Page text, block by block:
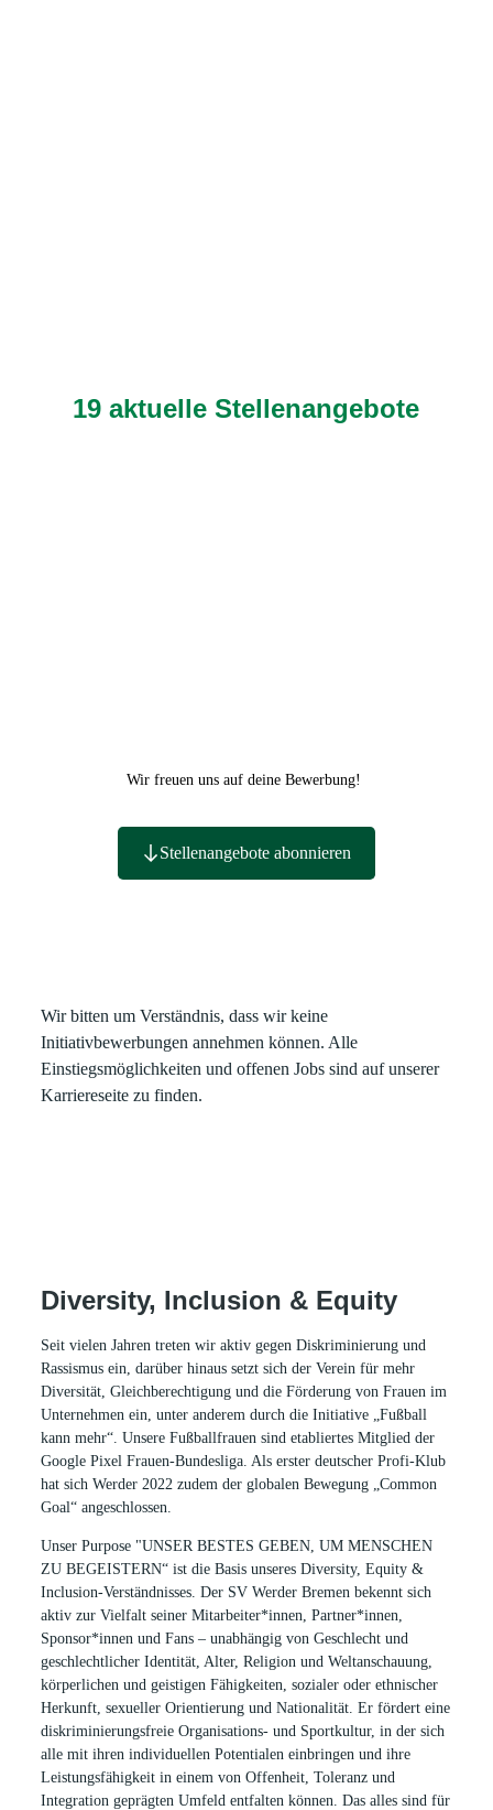
19 aktuelle Stellenangebote
Wir freuen uns auf deine Bewerbung!
Stellenangebote abonnieren
Abschicken
Wir bitten um Verständnis, dass wir keine
Initiativbewerbungen annehmen können. Alle
Einstiegsmöglichkeiten und offenen Jobs sind auf unserer
Karriereseite zu finden.
Diversity, Inclusion & Equity
Seit vielen Jahren treten wir aktiv gegen Diskriminierung und
Rassismus ein, darüber hinaus setzt sich der Verein für mehr
Diversität, Gleichberechtigung und die Förderung von Frauen im
Unternehmen ein, unter anderem durch die Initiative „Fußball
kann mehr“. Unsere Fußballfrauen sind etabliertes Mitglied der
Google Pixel Frauen-Bundesliga. Als erster deutscher Profi-Klub
hat sich Werder 2022 zudem der globalen Bewegung „Common
Goal“ angeschlossen.
Unser Purpose "UNSER BESTES GEBEN, UM MENSCHEN
ZU BEGEISTERN“ ist die Basis unseres Diversity, Equity &
Inclusion-Verständnisses. Der SV Werder Bremen bekennt sich
aktiv zur Vielfalt seiner Mitarbeiter*innen, Partner*innen,
Sponsor*innen und Fans – unabhängig von Geschlecht und
geschlechtlicher Identität, Alter, Religion und Weltanschauung,
körperlichen und geistigen Fähigkeiten, sozialer oder ethnischer
Herkunft, sexueller Orientierung und Nationalität. Er fördert eine
diskriminierungsfreie Organisations- und Sportkultur, in der sich
alle mit ihren individuellen Potentialen einbringen und ihre
Leistungsfähigkeit in einem von Offenheit, Toleranz und
Integration geprägten Umfeld entfalten können. Das alles sind für